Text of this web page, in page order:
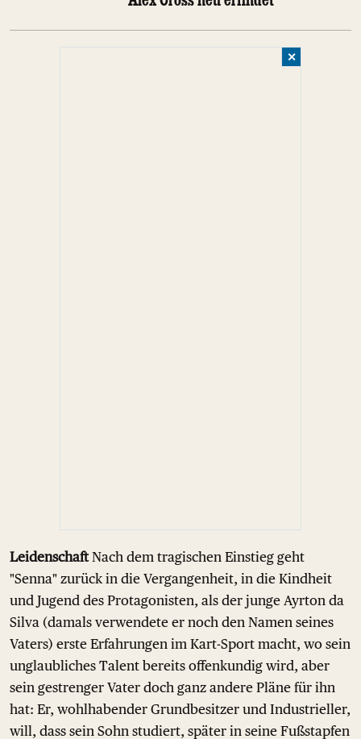
✕
LeidenschaftNach dem tragischen Einstieg geht
"Senna" zurück in die Vergangenheit, in die Kindheit
und Jugend des Protagonisten, als der junge Ayrton da
Silva (damals verwendete er noch den Namen seines
Vaters) erste Erfahrungen im Kart-Sport macht, wo sein
unglaubliches Talent bereits offenkundig wird, aber
sein gestrenger Vater doch ganz andere Pläne für ihn
hat: Er, wohlhabender Grundbesitzer und Industrieller,
will, dass sein Sohn studiert, später in seine Fußstapfen